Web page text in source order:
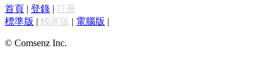
首頁 | 登錄 | 註冊
標準版 | 觸屏版 | 電腦版 |
© Comsenz Inc.